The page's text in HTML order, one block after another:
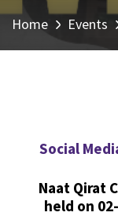
Home Events
Social
Naat Qirat
held on